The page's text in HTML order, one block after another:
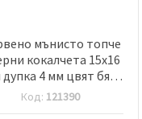
мънисто топче
кокалчета 15x16
4 мм цвят бял
-10 броя
Код: 121390